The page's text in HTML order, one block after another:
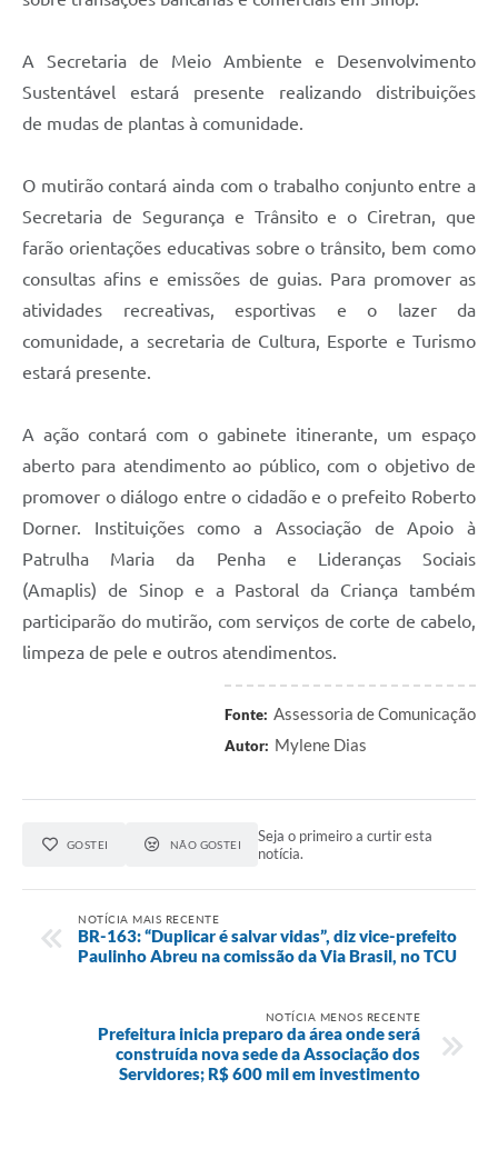
A Secretaria de Meio Ambiente e Desenvolvimento
Sustentável estará presente realizando distribuições
de mudas de plantas à comunidade.
O mutirão contará ainda com o trabalho conjunto entre a
Secretaria de Segurança e Trânsito e o Ciretran, que
farão orientações educativas sobre o trânsito, bem como
consultasafinse emissões de guias. Para promover as
atividades recreativas, esportivas e o lazer da
comunidade, a secretaria de Cultura, Esporte e Turismo
estará presente.
A ação contará com o gabinete itinerante, um espaço
aberto para atendimento ao público, com o objetivo de
promover o diálogo entre o cidadão e o prefeito Roberto
Dorner. Instituições como a Associação de Apoio à
Patrulha Maria da Penha e Lideranças Sociais
(Amaplis) de Sinop e a Pastoral da Criança também
participarão do mutirão, com serviços de corte de cabelo,
limpeza de pele e outros atendimentos.
Fonte: Assessoria de Comunicação
Autor: Mylene Dias
GOSTEI NÃO GOSTEI
Seja o primeiro a curtir esta
notícia.
NOTÍCIA MAIS RECENTE
BR-163: “Duplicar é salvar vidas”, diz vice-prefeito
Paulinho Abreu na comissão da Via Brasil, no TCU
NOTÍCIA MENOS RECENTE
Prefeitura inicia preparo da área onde será
construída nova sede da Associação dos
Servidores; R$ 600 mil em investimento